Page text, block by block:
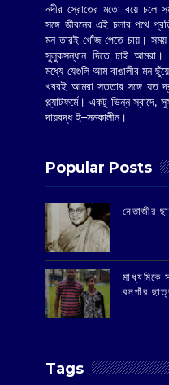
নদীর স্রোতের মতো বয়ে চলে
সঙ্গে জীবনের এই চলার পথে
মন তারই খোঁজ পেতে চায়। সময়
সুলুকসন্ধান দিতে চাই আমরা।
মধ্যে যেগুলি আম বাঙালীর মন
খবরই আমরা সততার সঙ্গে যত
প্ল্যাটফর্মে। একটু ভিন্ন স্বাদে,
দায়বদ্ধ ই–সমকালীন।
Popular Posts
‌নেতাজীর
মাধ্যমিকে
বনগাঁর
Tags